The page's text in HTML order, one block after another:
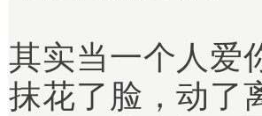
其实当一个人爱
抹花了脸，动了